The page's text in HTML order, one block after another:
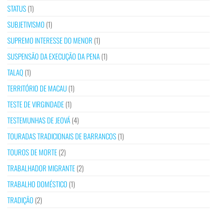
STATUS(1)
SUBJETIVISMO (1)
SUPREMO INTERESSE DO MENOR (1)
SUSPENSÃO DA EXECUÇÃO DA PENA(1)
TALAQ(1)
TERRITÓRIO DE MACAU(1)
TESTE DE VIRGINDADE(1)
TESTEMUNHAS DE JEOVÁ(4)
TOURADAS TRADICIONAIS DE BARRANCOS(1)
TOUROS DE MORTE(2)
TRABALHADOR MIGRANTE(2)
TRABALHO DOMÉSTICO (1)
TRADIÇÃO (2)